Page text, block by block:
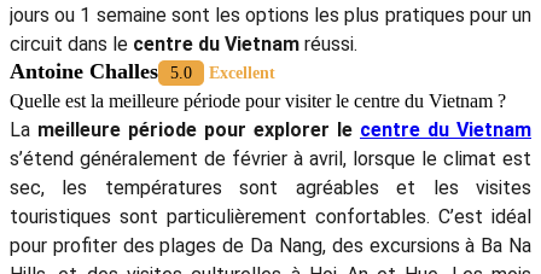
jours ou 1 semaine sont les options les plus pratiques pour un
circuit dans le centre du Vietnam réussi.
Antoine Challes 5.0 Excellent
Quelle est la meilleure période pour visiter le centre du Vietnam ?
La meilleure période pour explorer le centre du Vietnam
s’étend généralement de février à avril, lorsque le climat est
sec, les températures sont agréables et les visites
touristiques sont particulièrement confortables. C’est idéal
pour profiter des plages de Da Nang, des excursions à Ba Na